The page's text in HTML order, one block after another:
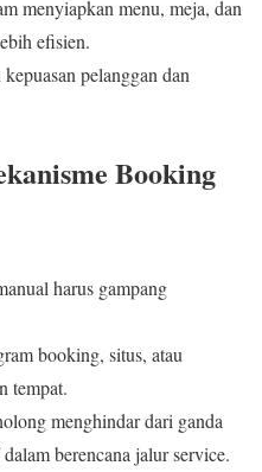
menyiapkan menu, meja, dan
efisien.
pelanggan dan
Booking
harus gampang
booking, situs, atau
tempat.
menghindar dari ganda
berencana jalur service.